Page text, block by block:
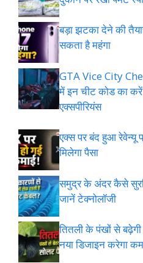
बड़ा झटका देने की
सकता है महंगा
GTA Vice City
में इन चीट कोड का करें
एक्सपीरियंस
एक्स पर बंद हुआ रेवेन्यू
मिलेगा पैसा
समुद्र के अंदर कैसे
जानें टेक्नोलॉजी
तितली के पंखों से
नया डिजाइन करेगा